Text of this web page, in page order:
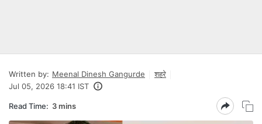
Written by: Meenal Dinesh Gangurde
शहरे
Jul 05, 2026 18:41 IST
Read Time: 3 mins